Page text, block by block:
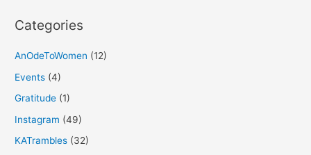
Categories
AnOdeToWomen (12)
Events (4)
Gratitude (1)
Instagram (49)
KATrambles (32)